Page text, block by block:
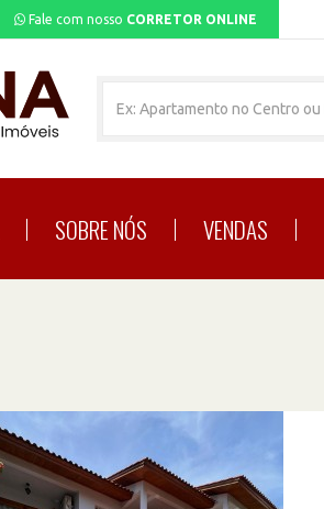
Fale com nosso CORRETOR ONLINE
SOBRE NÓS VENDAS